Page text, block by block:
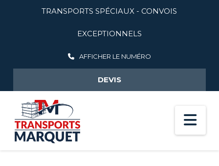
TRANSPORTS SPÉCIAUX - CONVOIS
EXCEPTIONNELS
AFFICHER LE NUMÉRO
DEVIS